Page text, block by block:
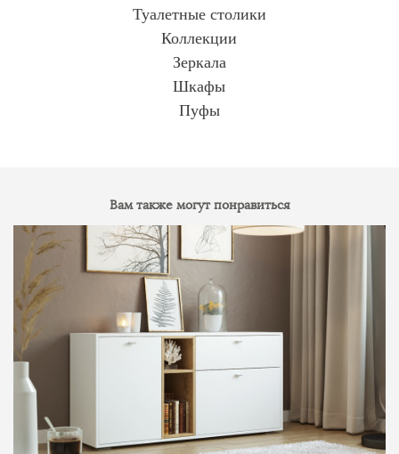
Туалетные столики
Коллекции
Зеркала
Шкафы
Пуфы
Вам также могут понравиться